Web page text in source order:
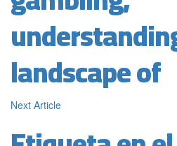
landscape of
Next Article